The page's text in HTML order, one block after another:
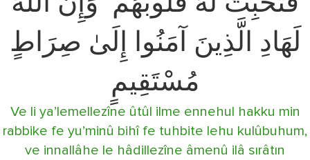
لَهَادِ الَّذِينَ آمَنُوا إِلَىٰ صِرَاطٍ
مُسْتَقِيمٍ
Ve li ya’lemellezîne ûtûl ilme ennehul hakku min
rabbike fe yu’minû bihî fe tuhbite lehu kulûbuhum,
ve innallâhe le hâdillezîne âmenû ilâ sırâtın